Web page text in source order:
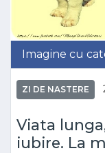
Imagine cu
ZI DE NASTERE
Viata
iubire. La